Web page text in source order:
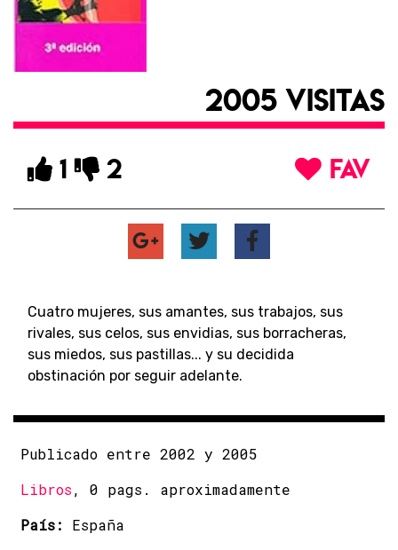
2005 VISITAS
1 2 FAV
Cuatro mujeres, sus amantes, sus trabajos, sus
rivales, sus celos, sus envidias, sus borracheras,
sus miedos, sus pastillas... y su decidida
obstinación por seguir adelante.
Publicado entre 2002 y 2005
Libros, 0 pags. aproximadamente
País: España